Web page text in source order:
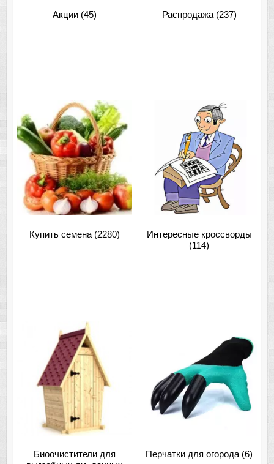
Акции (45) Распродажа (237)
Купить семена (2280)
Интересные кроссворды
(114)
Биоочистители для
Перчатки для огорода (6)